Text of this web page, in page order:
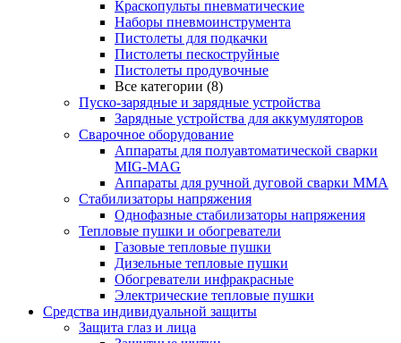
Краскопульты пневматические
Наборы пневмоинструмента
Пистолеты для подкачки
Пистолеты пескоструйные
Пистолеты продувочные
Все категории (8)
Пуско-зарядные и зарядные устройства
Зарядные устройства для аккумуляторов
Сварочное оборудование
Аппараты для полуавтоматической сварки
MIG-MAG
Аппараты для ручной дуговой сварки MMA
Стабилизаторы напряжения
Однофазные стабилизаторы напряжения
Тепловые пушки и обогреватели
Газовые тепловые пушки
Дизельные тепловые пушки
Обогреватели инфракрасные
Электрические тепловые пушки
Средства индивидуальной защиты
Защита глаз и лица